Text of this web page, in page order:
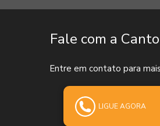
Fale com a
Entre em contato para
LIGUE AGORA